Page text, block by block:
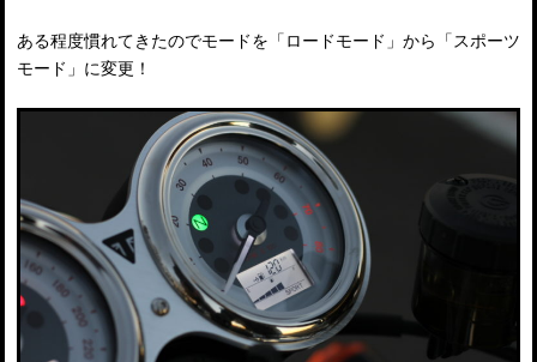
ある程度慣れてきたのでモードを「ロードモード」から「スポーツ
モード」に変更！